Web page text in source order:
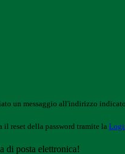
un messaggio all'indirizzo
il reset della password tramite la
di posta elettronica!